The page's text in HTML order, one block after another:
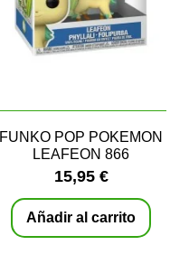
FUNKO POP POKEMON
LEAFEON 866
15,95 €
Añadir al carrito